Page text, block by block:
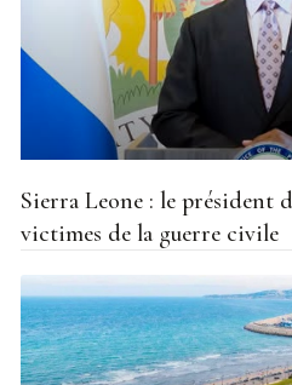
Sierra Leone : le président
victimes de la guerre civile